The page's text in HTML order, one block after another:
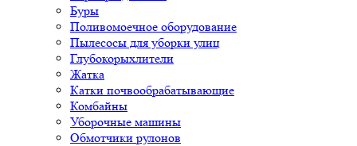
Буры
Поливомоечное оборудование
Пылесосы для уборки улиц
Глубокорыхлители
Жатка
Катки почвообрабатывающие
Комбайны
Уборочные машины
Обмотчики рулонов